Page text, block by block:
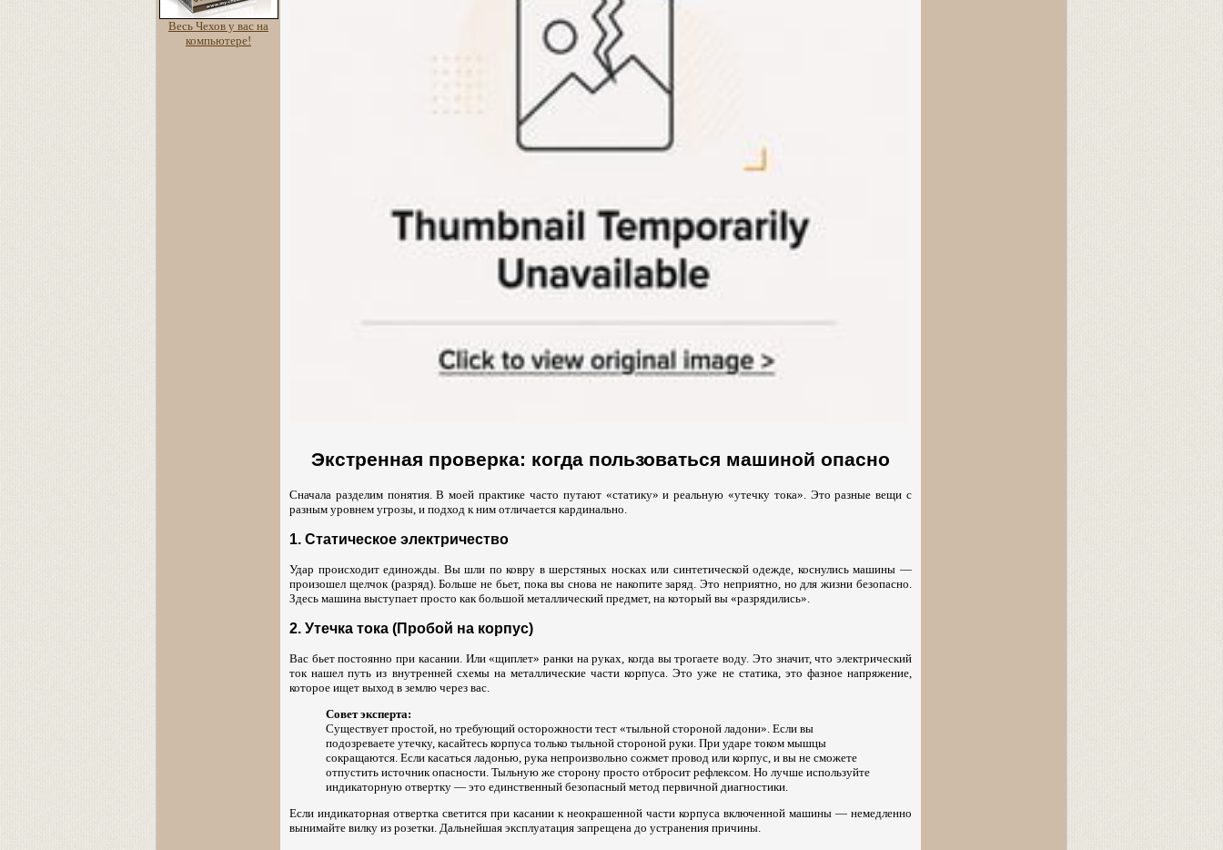
Весь Чехов у вас на
компьютере!
Экстренная проверка: когда пользоваться машиной опасно
Сначала разделим понятия. В моей практике часто путают «статику» и реальную «утечку тока». Это разные вещи с
разным уровнем угрозы, и подход к ним отличается кардинально.
1. Статическое электричество
Удар происходит единожды. Вы шли по ковру в шерстяных носках или синтетической одежде, коснулись машины —
произошел щелчок (разряд). Больше не бьет, пока вы снова не накопите заряд. Это неприятно, но для жизни безопасно.
Здесь машина выступает просто как большой металлический предмет, на который вы «разрядились».
2. Утечка тока (Пробой на корпус)
Вас бьет постоянно при касании. Или «щиплет» ранки на руках, когда вы трогаете воду. Это значит, что электрический
ток нашел путь из внутренней схемы на металлические части корпуса. Это уже не статика, это фазное напряжение,
которое ищет выход в землю через вас.
Совет эксперта:
Существует простой, но требующий осторожности тест «тыльной стороной ладони». Если вы
подозреваете утечку, касайтесь корпуса только тыльной стороной руки. При ударе током мышцы
сокращаются. Если касаться ладонью, рука непроизвольно сожмет провод или корпус, и вы не сможете
отпустить источник опасности. Тыльную же сторону просто отбросит рефлексом. Но лучше используйте
индикаторную отвертку — это единственный безопасный метод первичной диагностики.
Если индикаторная отвертка светится при касании к неокрашенной части корпуса включенной машины — немедленно
вынимайте вилку из розетки. Дальнейшая эксплуатация запрещена до устранения причины.